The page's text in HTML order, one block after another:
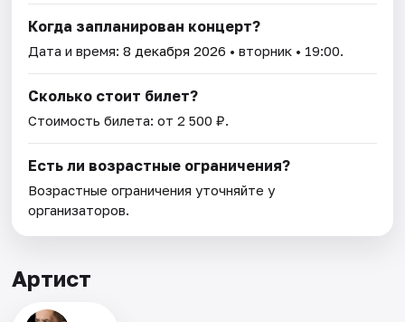
Когда запланирован концерт?
Дата и время:8 декабря 2026 • вторник • 19:00.
Сколько стоит билет?
Стоимость билета: от 2 500 ₽.
Есть ли возрастные ограничения?
Возрастные ограничения уточняйте у
организаторов.
Артист